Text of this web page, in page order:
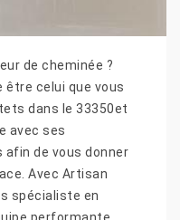
de cheminée ?
être celui que vous
dans le 33350et
avec ses
de vous donner
Avec Artisan
spécialiste en